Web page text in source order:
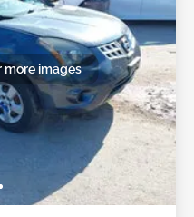
more images